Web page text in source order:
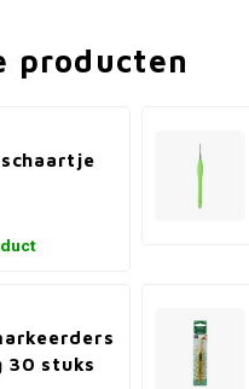
producten
30 stuks